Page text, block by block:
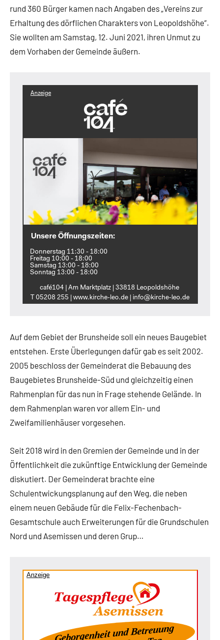
rund 360 Bürger kamen nach Angaben des „Vereins zur
Erhaltung des dörflichen Charakters von Leopoldshöhe“.
Sie wollten am Samstag, 12. Juni 2021, ihren Unmut zu
dem Vorhaben der Gemeinde äußern.
Anzeige
Unsere Öffnungszeiten:
Donnerstag 11:30 - 18:00
Freitag 10:00 - 18:00
Samstag 13:00 - 18:00
Sonntag 13:00 - 18:00
café104 | Am Marktplatz | 33818 Leopoldshöhe
T 05208 255 | www.kirche‑leo.de | info@kirche‑leo.de
Auf dem Gebiet der Brunsheide soll ein neues Baugebiet
entstehen. Erste Überlegungen dafür gab es seit 2002.
2005 beschloss der Gemeinderat die Bebauung des
Baugebietes Brunsheide-Süd und gleichzeitig einen
Rahmenplan für das nun in Frage stehende Gelände. In
dem Rahmenplan waren vor allem Ein- und
Zweifamilienhäuser vorgesehen.
Seit 2018 wird in den Gremien der Gemeinde und in der
Öffentlichkeit die zukünftige Entwicklung der Gemeinde
diskutiert. Der Gemeinderat brachte eine
Schulentwickungsplanung auf den Weg, die neben
einem neuen Gebäude für die Felix-Fechenbach-
Gesamtschule auch Erweiterungen für die Grundschulen
Nord und Asemissen und deren Grup…
Anzeige
Geborgenheit und Betreuung